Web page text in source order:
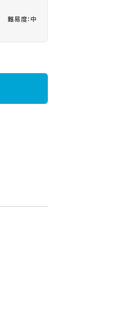
難易度：中